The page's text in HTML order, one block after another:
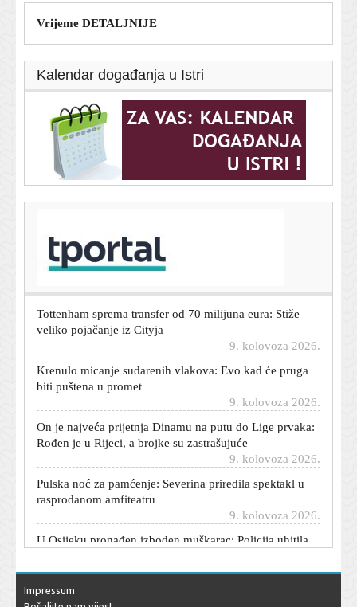
Vrijeme DETALJNIJE
Kalendar događanja u Istri
Pjesme Taylor Swift uklonjene s objava kampanje
Donalda Trumpa i Bijele kuće
Tottenham sprema transfer od 70 milijuna eura: Stiže
veliko pojačanje iz Cityja
Krenulo micanje sudarenih vlakova: Evo kad će pruga
biti puštena u promet
On je najveća prijetnja Dinamu na putu do Lige prvaka:
Rođen je u Rijeci, a brojke su zastrašujuće
9. kolovoza 2026.
Pulska noć za pamćenje: Severina priredila spektakl u
rasprodanom amfiteatru
U Osijeku pronađen izboden muškarac: Policija uhitila
počinitelja
izazvao prometnu nesreću
Impressum